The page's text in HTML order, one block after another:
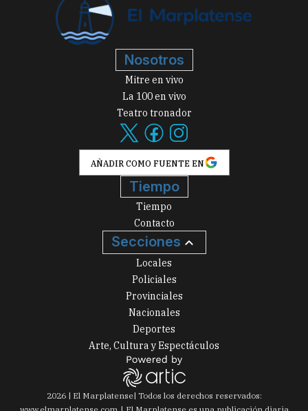
Nosotros
Mitre en vivo
La 100 en vivo
Teatro tronador
AÑADIR COMO FUENTE EN
Tiempo
Tiempo
Contacto
Secciones
Locales
Policiales
Provinciales
Nacionales
Deportes
Arte, Cultura y Espectáculos
2026| El Marplatense| Todos los derechos reservados: